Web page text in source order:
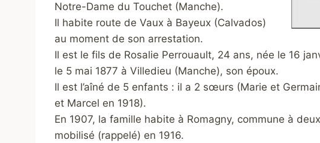
Notre-Dame du Touchet (Manche).
Il habite route de Vaux à Bayeux (Calvados)
au moment de son arrestation.
Il est le fils de Rosalie Perrouault, 24 ans, née le 16
le 5 mai 1877 à Villedieu (Manche), son époux.
Il est l’aîné de 5 enfants : il a 2 sœurs (Marie et
et Marcel en 1918).
En 1907, la famille habite à Romagny, commune à
mobilisé (rappelé) en 1916.